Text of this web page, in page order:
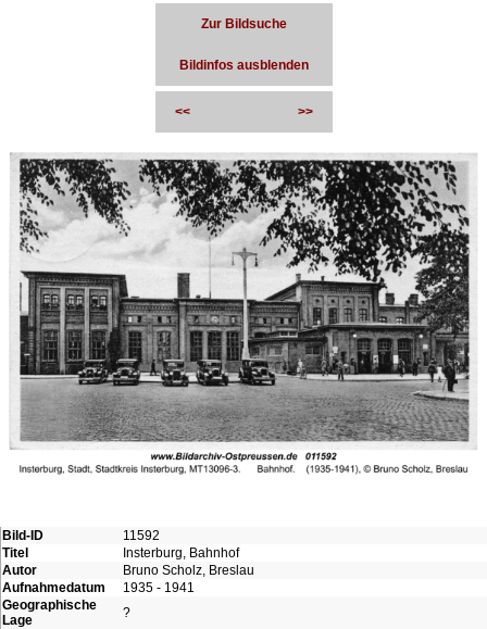
Zur Bildsuche
Bildinfos ausblenden
<< >>
Bild-ID
11592
Titel
Insterburg, Bahnhof
Autor
Bruno Scholz, Breslau
Aufnahmedatum
1935 - 1941
Geographische
Lage
?